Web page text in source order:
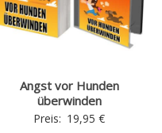
Angst vor Hunden
überwinden
Preis: 19,95€